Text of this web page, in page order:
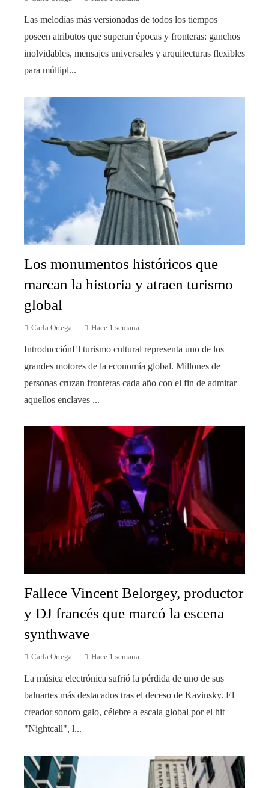
Las melodías más versionadas de todos los tiempos
poseen atributos que superan épocas y fronteras: ganchos
inolvidables, mensajes universales y arquitecturas flexibles
para múltipl...
Los monumentos históricos que
marcan la historia y atraen turismo
global
Carla Ortega Hace 1 semana
IntroducciónEl turismo cultural representa uno de los
grandes motores de la economía global. Millones de
personas cruzan fronteras cada año con el fin de admirar
aquellos enclaves ...
Fallece Vincent Belorgey, productor
y DJ francés que marcó la escena
synthwave
Carla Ortega Hace 1 semana
La música electrónica sufrió la pérdida de uno de sus
baluartes más destacados tras el deceso de Kavinsky. El
creador sonoro galo, célebre a escala global por el hit
"Nightcall", l...